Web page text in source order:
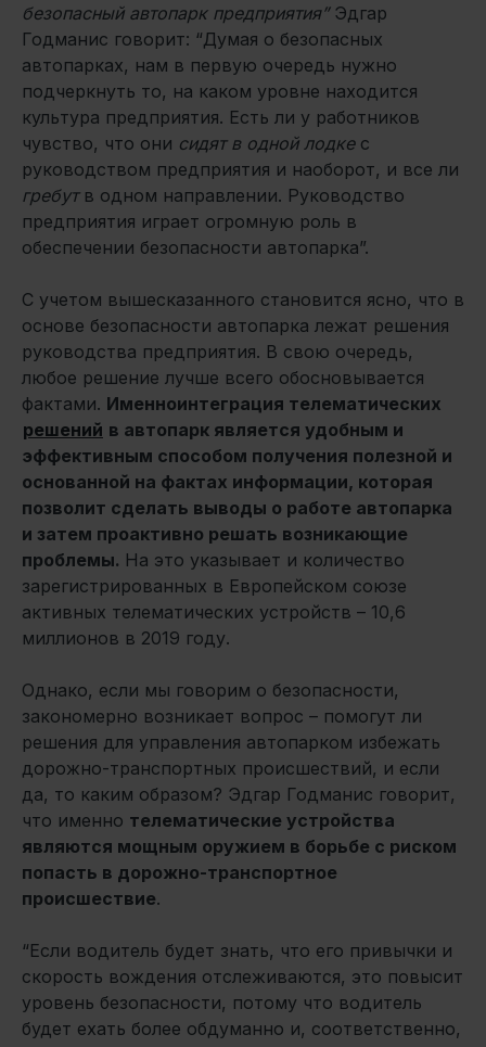
безопасный автопарк предприятия” Эдгар
Годманис говорит: “Думая о безопасных
автопарках, нам в первую очередь нужно
подчеркнуть то, на каком уровне находится
культура предприятия. Есть ли у работников
чувство, что они сидят в одной лодкес
руководством предприятия и наоборот, и все ли
гребутв одном направлении. Руководство
предприятия играет огромную роль в
обеспечении безопасности автопарка”.
С учетом вышесказанного становится ясно, что в
основе безопасности автопарка лежат решения
руководства предприятия. В свою очередь,
любое решение лучше всего обосновывается
фактами. Именноинтеграция телематических
решений в автопарк является удобным и
эффективным способом получения полезной и
основанной на фактах информации, которая
позволит сделать выводы о работе автопарка
и затем проактивно решать возникающие
проблемы. На это указывает и количество
зарегистрированных в Европейском союзе
активных телематических устройств – 10,6
миллионов в 2019 году.
Однако, если мы говорим о безопасности,
закономерно возникает вопрос – помогут ли
решения для управления автопарком избежать
дорожно-транспортных происшествий, и если
да, то каким образом? Эдгар Годманис говорит,
что именно телематические устройства
являются мощным оружием в борьбе с риском
попасть в дорожно-транспортное
происшествие.
“Если водитель будет знать, что его привычки и
скорость вождения отслеживаются, это повысит
уровень безопасности, потому что водитель
будет ехать более обдуманно и, соответственно,